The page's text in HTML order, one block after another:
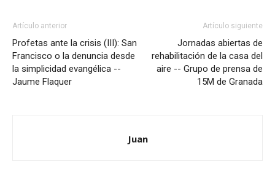
Artículo anterior
Profetas ante la crisis (III): San
Francisco o la denuncia desde
la simplicidad evangélica --
Jaume Flaquer
Artículo siguiente
Jornadas abiertas de
rehabilitación de la casa del
aire -- Grupo de prensa de
15M de Granada
Juan